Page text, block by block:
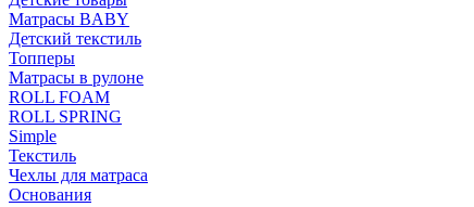
Матрасы BABY
Детский текстиль
Топперы
Матрасы в рулоне
ROLL FOAM
ROLL SPRING
Simple
Текстиль
Чехлы для матраса
Основания